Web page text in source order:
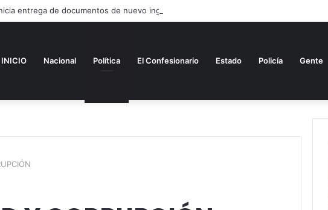
entrega de documentos de nuevo ingreso
INICIO Nacional Política El Confesionario Estado Policía Gente